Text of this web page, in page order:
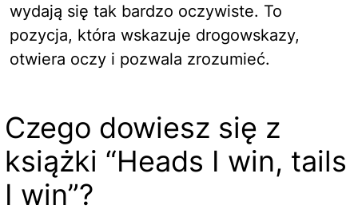
wydają się tak bardzo oczywiste. To
pozycja, która wskazuje drogowskazy,
otwiera oczy i pozwala zrozumieć.
Czego dowiesz się z
książki “Heads I win, tails
I win”?